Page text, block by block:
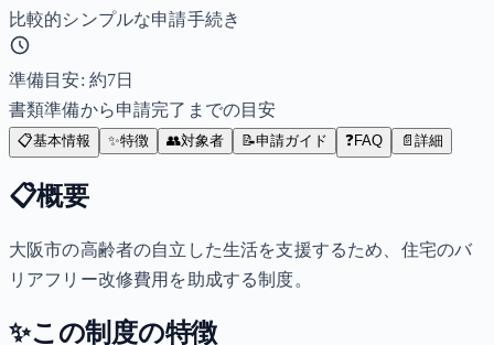
比較的シンプルな申請手続き
準備目安: 約7日
書類準備から申請完了までの目安
📋基本情報 ✨特徴 👥対象者 📝申請ガイド ❓FAQ 📄 詳細
📋概要
大阪市の高齢者の自立した生活を支援するため、住宅のバ
リアフリー改修費用を助成する制度。
✨この制度の特徴